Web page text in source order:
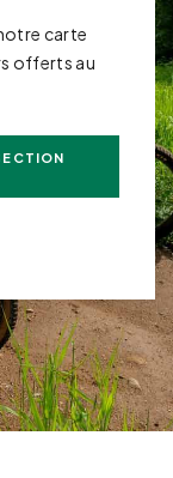
carte
offerts au